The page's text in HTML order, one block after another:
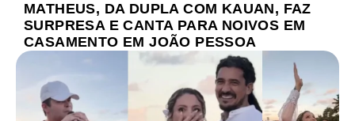
MATHEUS, DA DUPLA COM KAUAN, FAZ
SURPRESA E CANTA PARA NOIVOS EM
CASAMENTO EM JOÃO PESSOA